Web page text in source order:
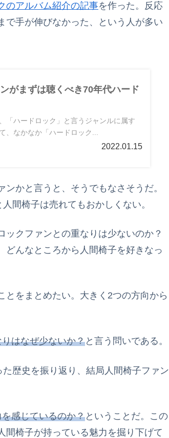
のアルバム紹介の記事を作った。反応
で手が伸びなかった、という人が多い
がまずは聴くべき70年代ハード
「ハードロック」と言うジャンルに属す
、なかなか「ハードロック...
2022.01.15
かと言うと、そうでもなさそうだ。
間椅子は売れてもおかしくない。
クファンとの重なりは少ないのか？
どんなところから人間椅子を好きなっ
をまとめたい。大きく2つの方向から
はなぜ少ないか？と言う問いである。
歴史を振り返り、結局人間椅子ファン
感じているのか？ということだ。この
間椅子が持っている魅力を掘り下げて